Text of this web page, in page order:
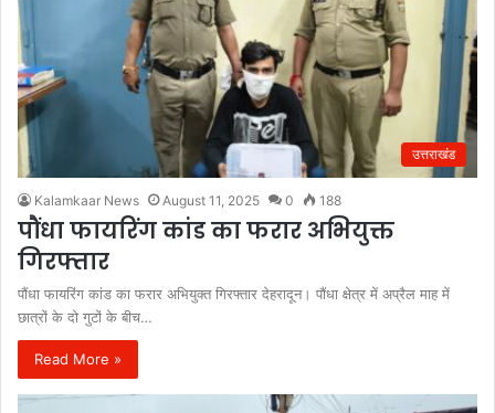
उत्तराखंड
Kalamkaar News August 11, 2025 0 188
पौंधा फायरिंग कांड का फरार अभियुक्त
गिरफ्तार
पौंधा फायरिंग कांड का फरार अभियुक्त गिरफ्तार देहरादून। पौंधा क्षेत्र में अप्रैल माह में
छात्रों के दो गुटों के बीच…
Read More »